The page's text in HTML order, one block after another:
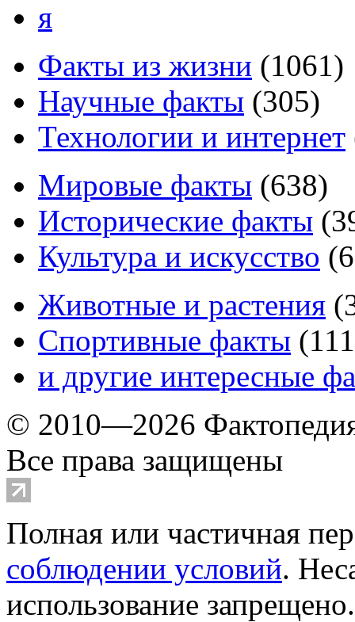
я
Факты из жизни (1061)
Научные факты (305)
Технологии и интернет
Мировые факты (638)
Исторические факты (
Культура и искусство (
Животные и растения (
Спортивные факты (111
и другие интересные
© 2010—2026
Все права защищены
Полная или частичная
соблюдении условий.
использование